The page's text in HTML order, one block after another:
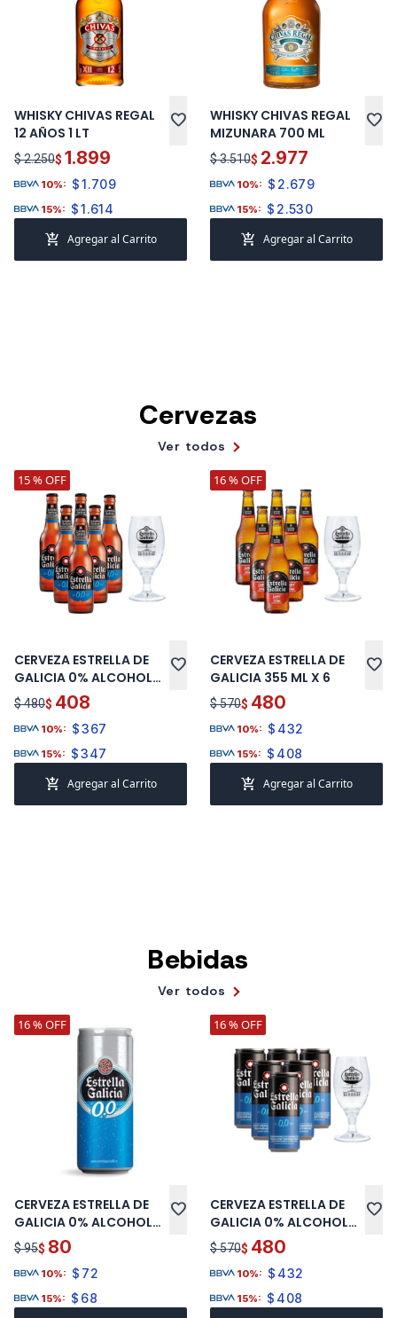
WHISKY CHIVAS REGAL
12 AÑOS 1 LT
favorite
$ 2.250$ 1.899
10%: $1.709
15%: $1.614
add_shopping_cart Agregar al Carrito
WHISKY CHIVAS REGAL
MIZUNARA 700 ML
favorite
$ 3.510$ 2.977
10%: $ 2.679
15%: $ 2.530
add_shopping_cart Agregar al Carrito
Cervezas
Ver todos
15 % OFF
CERVEZA ESTRELLA DE
GALICIA 0% ALCOHOL
250 ML X 6
favorite
$ 480$ 408
10%: $367
15%: $347
add_shopping_cart Agregar al Carrito
16 % OFF
CERVEZA ESTRELLA DE
GALICIA 355 ML X 6
favorite
$ 570$ 480
10%: $ 432
15%: $ 408
add_shopping_cart Agregar al Carrito
Bebidas
Ver todos
16 % OFF
CERVEZA ESTRELLA DE
GALICIA 0% ALCOHOL
330 ML LATA
favorite
$ 95$ 80
10%: $ 72
15%: $ 68
16 % OFF
CERVEZA ESTRELLA DE
GALICIA 0% ALCOHOL
330 ML X 6
favorite
$ 570$ 480
10%: $ 432
15%: $ 408